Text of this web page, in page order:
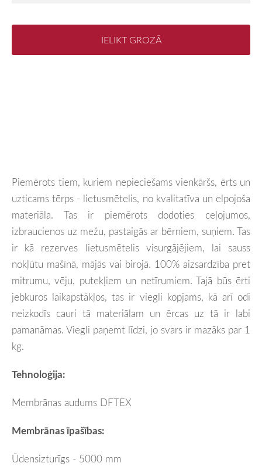
IELIKT GROZĀ
Piemērots tiem, kuriem nepieciešams vienkāršs, ērts un
uzticams tērps - lietusmētelis, no kvalitatīva un elpojoša
materiāla. Tas ir piemērots dodoties ceļojumos,
izbraucienos uz mežu, pastaigās ar bērniem, suņiem. Tas
ir kā rezerves lietusmētelis visurgājējiem, lai sauss
nokļūtu mašīnā, mājās vai birojā. 100% aizsardzība pret
mitrumu, vēju, putekļiem un netīrumiem. Tajā būs ērti
jebkuros laikapstākļos, tas ir viegli kopjams, kā arī odi
neizkodīs cauri tā materiālam un ērcas uz tā ir labi
pamanāmas. Viegli paņemt līdzi, jo svars ir mazāks par 1
kg.
Tehnoloģija:
Membrānas audums DFTEX
Membrānas īpašības:
Ūdensizturīgs - 5000 mm